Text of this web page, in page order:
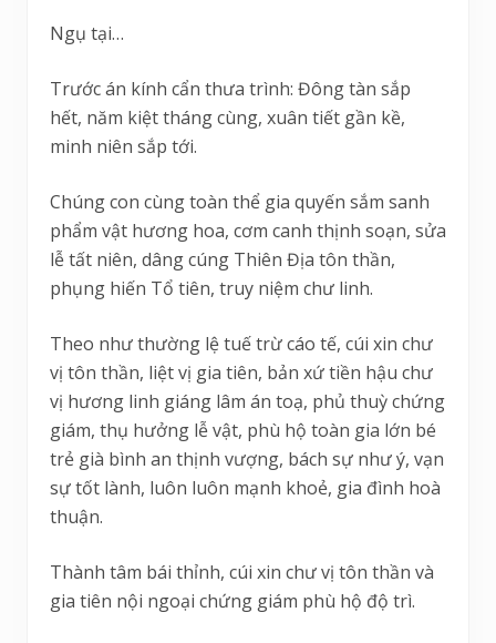
Ngụ tại…
Trước án kính cẩn thưa trình: Đông tàn sắp
hết, năm kiệt tháng cùng, xuân tiết gần kề,
minh niên sắp tới.
Chúng con cùng toàn thể gia quyến sắm sanh
phẩm vật hương hoa, cơm canh thịnh soạn, sửa
lễ tất niên, dâng cúng Thiên Địa tôn thần,
phụng hiến Tổ tiên, truy niệm chư linh.
Theo như thường lệ tuế trừ cáo tế, cúi xin chư
vị tôn thần, liệt vị gia tiên, bản xứ tiền hậu chư
vị hương linh giáng lâm án toạ, phủ thuỳ chứng
giám, thụ hưởng lễ vật, phù hộ toàn gia lớn bé
trẻ già bình an thịnh vượng, bách sự như ý, vạn
sự tốt lành, luôn luôn mạnh khoẻ, gia đình hoà
thuận.
Thành tâm bái thỉnh, cúi xin chư vị tôn thần và
gia tiên nội ngoại chứng giám phù hộ độ trì.